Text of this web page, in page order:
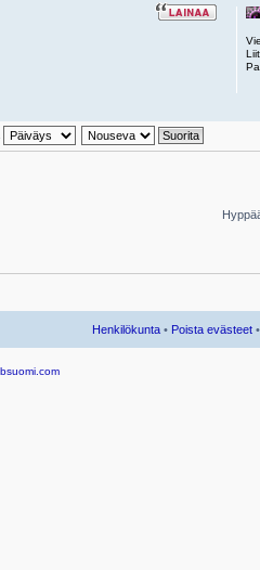
Henkilökunta • Poista evästeet